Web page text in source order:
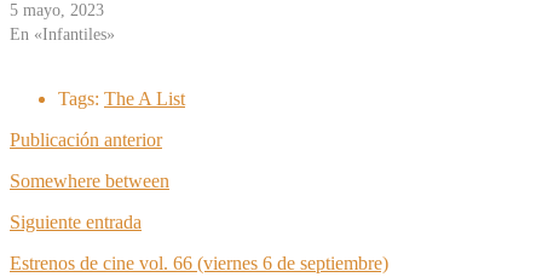
5 mayo, 2023
En «Infantiles»
Tags: The A List
Publicación anterior
Somewhere between
Siguiente entrada
Estrenos de cine vol. 66 (viernes 6 de septiembre)